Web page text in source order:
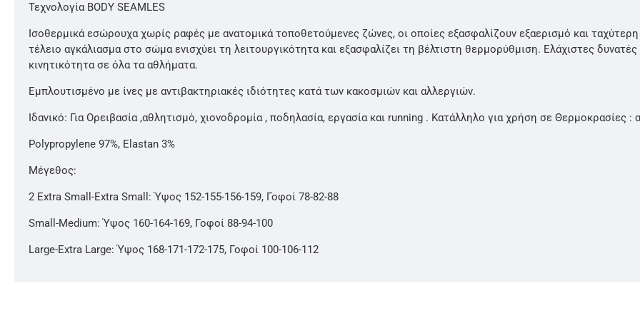
Τεχνολογία BODY SEAMLES
Ισοθερμικά εσώρουχα χωρίς ραφές με ανατομικά τοποθετούμενες ζώνες, οι οποίες εξασφαλίζουν εξαερισμό και
τέλειο αγκάλιασμα στο σώμα ενισχύει τη λειτουργικότητα και εξασφαλίζει τη βέλτιστη θερμορύθμιση. Ελάχιστες
κινητικότητα σε όλα τα αθλήματα.
Εμπλουτισμένο με ίνες με αντιβακτηριακές ιδιότητες κατά των κακοσμιών και αλλεργιών.
Ιδανικό: Για Ορειβασία ,αθλητισμό, χιονοδρομία , ποδηλασία, εργασία και running . Κατάλληλο για χρήση σε Θερμοκρασίες :
Polypropylene 97%, Elastan 3%
Μέγεθος:
2 Extra Small-Extra Small: Ύψος 152-155-156-159, Γοφοί 78-82-88
Small-Medium: Ύψος 160-164-169, Γοφοί 88-94-100
Large-Extra Large: Ύψος 168-171-172-175, Γοφοί 100-106-112